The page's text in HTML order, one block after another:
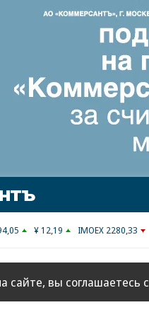
¥ 12,19 IMOEX 2280,33
сайте, вы соглашаетесь с